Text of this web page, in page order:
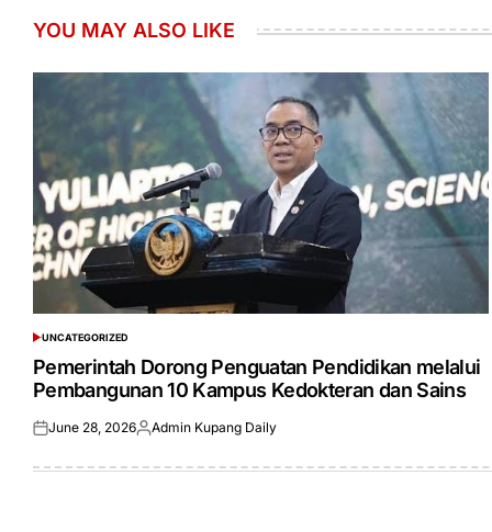
YOU MAY ALSO LIKE
POSTED
IN
UNCATEGORIZED
Pemerintah Dorong Penguatan Pendidikan melalui
Pembangunan 10 Kampus Kedokteran dan Sains
Posted
June 28, 2026Posted
Admin Kupang Daily